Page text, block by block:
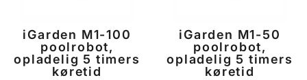
iGarden M1-100
poolrobot,
opladelig 5 timers
køretid
iGarden M1-50
poolrobot,
opladelig 5 timers
køretid